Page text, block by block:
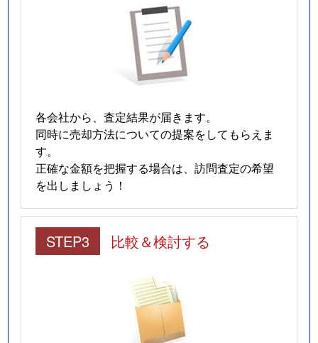
各会社から、査定結果が届きます。
同時に売却方法についての提案をしてもらえま
す。
正確な金額を把握する場合は、訪問査定の希望
を出しましょう！
STEP3 比較＆検討する